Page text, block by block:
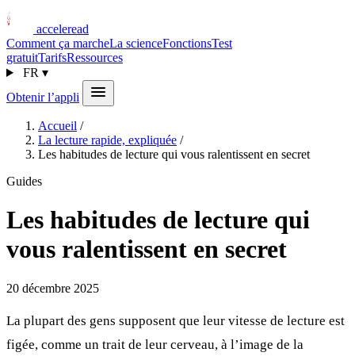
acceleread
Comment ça marcheLa scienceFonctionsTest
gratuitTarifsRessources
FR ▾
Obtenir l’appli
Accueil /
La lecture rapide, expliquée /
Les habitudes de lecture qui vous ralentissent en secret
Guides
Les habitudes de lecture qui
vous ralentissent en secret
20 décembre 2025
La plupart des gens supposent que leur vitesse de lecture est
figée, comme un trait de leur cerveau, à l’image de la